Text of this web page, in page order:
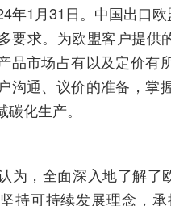
年1月31日。中国出口
要求。为欧盟客户提
品市场占有以及定价有
沟通、议价的准备，掌
化生产。
为，全面深入地了解了
持可持续发展理念，